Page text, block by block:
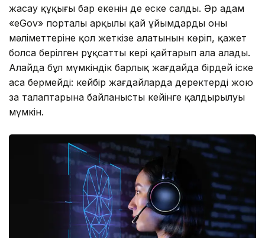
жасау құқығы бар екенін де еске салды. Әр адам
«eGov» порталы арқылы қай ұйымдардың оның
мәліметтеріне қол жеткізе алатынын көріп, қажет
болса берілген рұқсатты кері қайтарып ала алады.
Алайда бұл мүмкіндік барлық жағдайда бірдей іске
аса бермейді: кейбір жағдайларда деректерді жою
заң талаптарына байланысты кейінге қалдырылуы
мүмкін.